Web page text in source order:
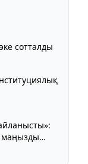
сотталды
маңызды